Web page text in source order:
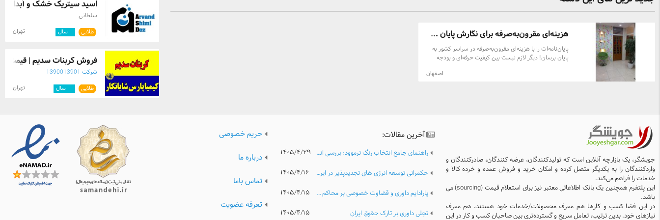
هزینه‌ای مقرون‌به‌صرفه برای نگارش پایان‌ ...
پایان‌نامه‌ات را با هزینه‌ای مقرون‌به‌صرفه در سراسر کشور به
پایان برسان! دیگر لازم نیست بین کیفیت حرفه‌ای و بودجه
سراسر کشور آماده است تا با هزینه‌ای مناسب و شفاف، مسیر
است. همین امروز تماس بگیر و از برآورد رایگان هزینه بهره‌مند
شو.
اصفهان
اسید سیتریک خشک و آبدار
سلطانی
طلایی سال تهران
فروش کربنات سدیم | قیمت
شرکت 1390013901
طلایی سال تهران
جویشگر، یک بازارچه آنلاین است که تولیدکنندگان، عرضه کنندگان، صادرکنندگان و
واردکنندگان را به یکدیگر متصل کرده و امکان خرید و فروش عمده و خرده کالا و
خدمات را فراهم می‌کند.
این پلتفرم همچنین یک بانک اطلاعاتی معتبر نیز برای استعلام قیمت (sourcing) می
باشد.
در این فضا کسب و کارها هم معرف محصولات/خدمات خود هستند، هم معرف
نیازهای خود. بدین ترتیب، تعامل سریع و گسترده‌تری بین صاحبان کسب و کار در این
آخرین مقالات:
راهنمای جامع انتخاب رنگ ترموود؛ بررسی انواع رنگ، کیفیت و نکات مهم پیش از خرید
۱۴۰۵/۴/۲۹
حکمرانی توسعه انرژی های تجدیدپذیر در ایران؛ تحلیل مدیریتی موانع نهادی، ریسک های سرمایه گذاری و الزامات گذار پایدار انرژی
۱۴۰۵/۴/۱۶
پارادایم داوری و قضاوت خصوصی بر محاکم عمومی
۱۴۰۵/۴/۱۵
تجلی داوری بر تارک حقوق ایران
۱۴۰۵/۴/۱۵
حریم خصوصی
درباره ما
تماس باما
تعرفه عضویت